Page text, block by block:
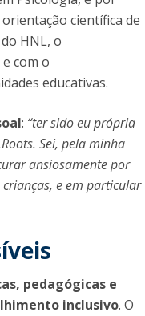
científica de
HNL, o
com o
educativas.
: “ter sido eu própria
Sei, pela minha
ansiosamente por
e em particular
pedagógicas e
inclusivo. O